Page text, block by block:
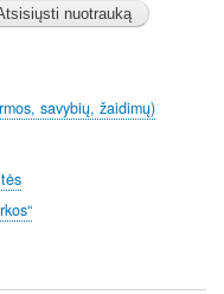
savybių, žaidimų)